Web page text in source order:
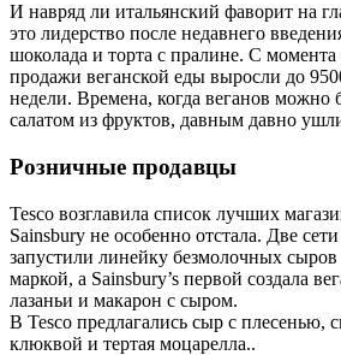
И навряд ли итальянский фаворит на
это лидерство после недавнего
шоколада и торта с пралине. С момента
продажи веганской еды выросли до
недели. Времена, когда веганов можно
салатом из фруктов, давным давно
Розничные продавцы
Tesco возглавила список лучших
Sainsbury не особенно отстала. Две
запустили линейку безмолочных сыров
маркой, а Sainsbury’s первой создала
лазаньи и макарон с сыром.
В Tesco предлагались сыр с плесенью,
клюквой и тертая моцарелла..